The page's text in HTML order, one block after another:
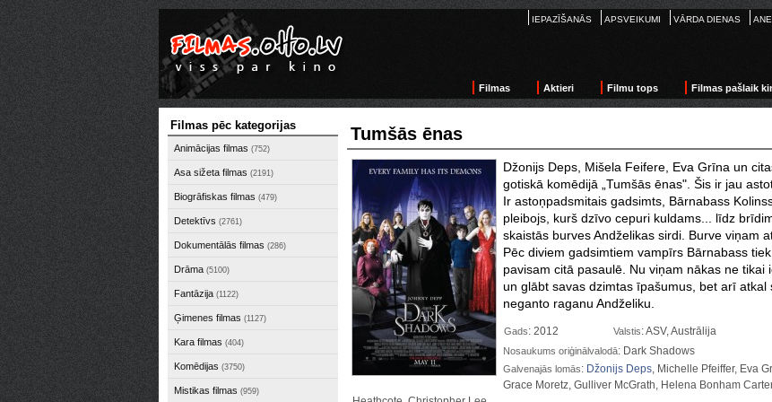
IEPAZĪŠANĀS APSVEIKUMI VĀRDA DIENAS
Filmas Aktieri Filmu tops Filmas pašlaik
Filmas pēc kategorijas
Animācijas filmas (752)
Asa sižeta filmas (2191)
Biogrāfiskas filmas (479)
Detektīvs (2761)
Dokumentālās filmas (286)
Drāma (5100)
Fantāzija (1122)
Ģimenes filmas (1127)
Kara filmas (404)
Komēdijas (3750)
Mistikas filmas (959)
Tumšās ēnas
Džonijs Deps, Mišela Feifere, Eva Grīna un
gotiskā komēdijā „Tumšās ēnas". Šis ir jau
Ir astoņpadsmitais gadsimts, Bārnabass
pleibojs, kurš dzīvo cepuri kuldams... līdz
skaistās burves Andželikas sirdi. Burve viņam
Pēc diviem gadsimtiem vampīrs Bārnabass
pavisam citā pasaulē. Nu viņam nākas ne tikai
un glābt savas dzimtas īpašumus, bet arī atkal
neganto raganu Andželiku.
Gads: 2012 Valstis: ASV, Austrālija
Nosaukums oriģinālvalodā: Dark Shadows
Galvenajās lomās: Džonijs Deps, Michelle Pfeiffer, Eva
Grace Moretz, Gulliver McGrath, Helena Bonham